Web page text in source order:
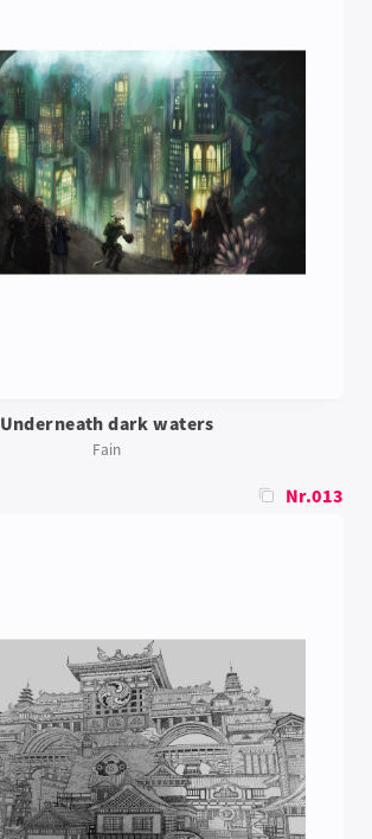
Underneath dark waters
Fain
Nr.013